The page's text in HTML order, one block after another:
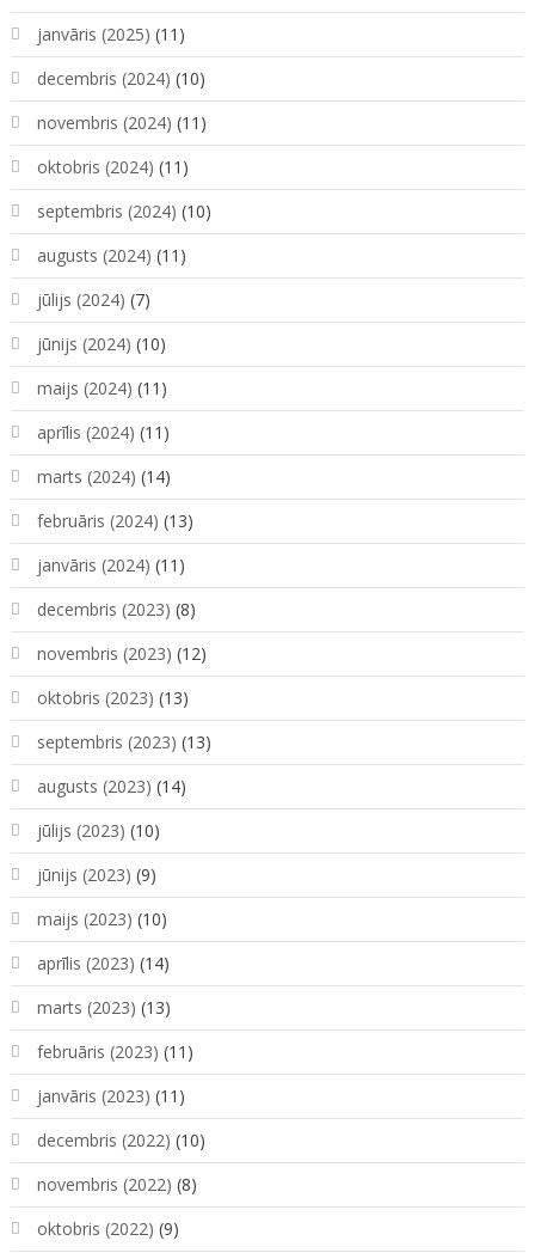
janvāris (2025) (11)
decembris (2024) (10)
novembris (2024) (11)
oktobris (2024) (11)
septembris (2024) (10)
augusts (2024) (11)
jūlijs (2024) (7)
jūnijs (2024) (10)
maijs (2024) (11)
aprīlis (2024) (11)
marts (2024) (14)
februāris (2024) (13)
janvāris (2024) (11)
decembris (2023) (8)
novembris (2023) (12)
oktobris (2023) (13)
septembris (2023) (13)
augusts (2023) (14)
jūlijs (2023) (10)
jūnijs (2023) (9)
maijs (2023) (10)
aprīlis (2023) (14)
marts (2023) (13)
februāris (2023) (11)
janvāris (2023) (11)
decembris (2022) (10)
novembris (2022) (8)
oktobris (2022) (9)